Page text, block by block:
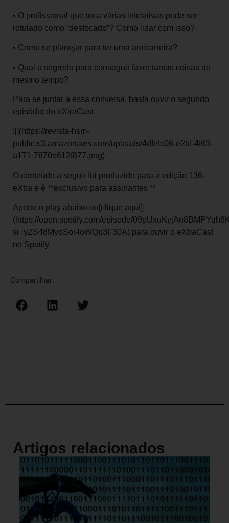
• O profissional que toca várias iniciativas pode ser
rotulado como “desfocado”? Como lidar com isso?
• Como se planejar para ter uma anticarreira?
• Qual o segredo para conseguir fazer tantas coisas ao
mesmo tempo?
Para se juntar a essa conversa, basta ouvir o segundo
episódio do eXtraCast.
![](https://revista-hsm-
public.s3.amazonaws.com/uploads/4dfefc06-e2bf-4f63-
a171-7870e612f877.png)
O conteúdo a seguir foi produzido para a edição 136-
eXtra e é **exclusivo para assinantes.**
Aperte o play abaixo ou[clique aqui]
(https://open.spotify.com/episode/
si=yZS48MyoSoi-loWQp3F30A) para ouvir o eXtraCast
no Spotify.
Compartilhar:
Artigos relacionados